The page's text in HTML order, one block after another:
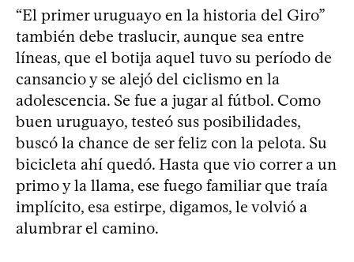
“El primer uruguayo en la historia del Giro”
también debe traslucir, aunque sea entre
líneas, que el botija aquel tuvo su período de
cansancio y se alejó del ciclismo en la
adolescencia. Se fue a jugar al fútbol. Como
buen uruguayo, testeó sus posibilidades,
buscó la chance de ser feliz con la pelota. Su
bicicleta ahí quedó. Hasta que vio correr a un
primo y la llama, ese fuego familiar que traía
implícito, esa estirpe, digamos, le volvió a
alumbrar el camino.